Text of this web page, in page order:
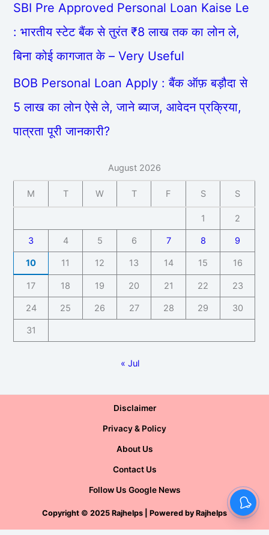
SBI Pre Approved Personal Loan Kaise Le
: भारतीय स्टेट बैंक से तुरंत ₹8 लाख तक का लोन ले,
बिना कोई कागजात के – Very Useful
BOB Personal Loan Apply : बैंक ऑफ़ बड़ौदा से
5 लाख का लोन ऐसे ले, जाने ब्याज, आवेदन प्रक्रिया,
पात्रता पूरी जानकारी?
August 2026
M T W T F S S
1 2
3 4 5 6 7 8 9
10 11 12 13 14 15 16
17 18 19 20 21 22 23
24 25 26 27 28 29 30
31
« Jul
Disclaimer
Privacy & Policy
About Us
Contact Us
Follow Us Google News
Copyright © 2025 Rajhelps | Powered by Rajhelps